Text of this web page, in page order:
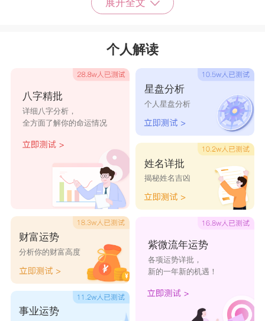
沣达
沣东
沣锐 沣广 沣翼
展开全文
个人解读
八字精批
详细八字分析，
全方面了解你的命运情况
财富运势
分析你的财富高度
事业运势
星盘分析
个人星盘分析
姓名详批
揭秘姓名吉凶
紫微流年运势
各项运势详批，
新的一年新的机遇！